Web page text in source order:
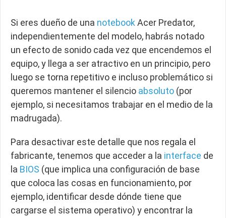
Si eres dueño de una notebook Acer Predator,
independientemente del modelo, habrás notado
un efecto de sonido cada vez que encendemos el
equipo, y llega a ser atractivo en un principio, pero
luego se torna repetitivo e incluso problemático si
queremos mantener el silencio absoluto (por
ejemplo, si necesitamos trabajar en el medio de la
madrugada).
Para desactivar este detalle que nos regala el
fabricante, tenemos que acceder a la interface de
la BIOS (que implica una configuración de base
que coloca las cosas en funcionamiento, por
ejemplo, identificar desde dónde tiene que
cargarse el sistema operativo) y encontrar la